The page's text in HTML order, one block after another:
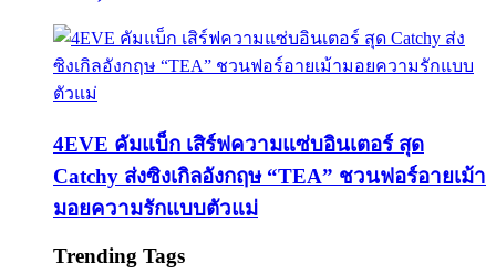
4EVE คัมแบ็ก เสิร์ฟความแซ่บอินเตอร์ สุด
Catchy ส่งซิงเกิลอังกฤษ “TEA” ชวนฟอร์อายเม้า
มอยความรักแบบตัวแม่
Trending Tags